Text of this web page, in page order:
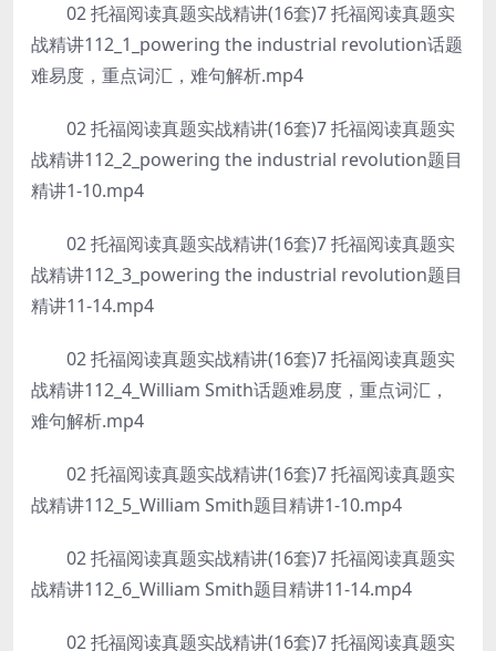
02 托福阅读真题实战精讲(16套)7 托福阅读真题实
战精讲112_1_powering the industrial revolution话题
难易度，重点词汇，难句解析.mp4
02 托福阅读真题实战精讲(16套)7 托福阅读真题实
战精讲112_2_powering the industrial revolution题目
精讲1-10.mp4
02 托福阅读真题实战精讲(16套)7 托福阅读真题实
战精讲112_3_powering the industrial revolution题目
精讲11-14.mp4
02 托福阅读真题实战精讲(16套)7 托福阅读真题实
战精讲112_4_William Smith话题难易度，重点词汇，
难句解析.mp4
02 托福阅读真题实战精讲(16套)7 托福阅读真题实
战精讲112_5_William Smith题目精讲1-10.mp4
02 托福阅读真题实战精讲(16套)7 托福阅读真题实
战精讲112_6_William Smith题目精讲11-14.mp4
02 托福阅读真题实战精讲(16套)7 托福阅读真题实